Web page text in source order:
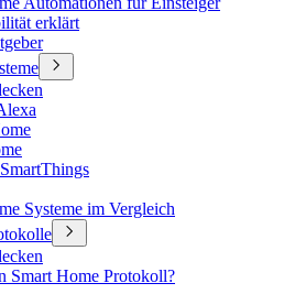
erklärt
Systeme im Vergleich
Smart Home Protokoll?